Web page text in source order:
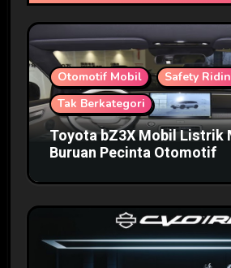
Otomotif Mobil
Safety
Tak Berkategori
Toyota bZ3X Mobil Listrik
Buruan Pecinta Otomotif